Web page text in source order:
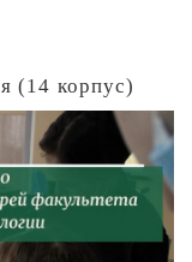
(14 корпус)